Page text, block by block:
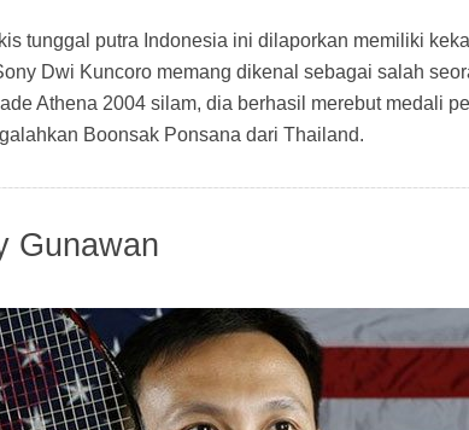
tunggal putra Indonesia ini dilaporkan memiliki
Dwi Kuncoro memang dikenal sebagai salah
Athena 2004 silam, dia berhasil merebut medali
Boonsak Ponsana dari Thailand.
Gunawan